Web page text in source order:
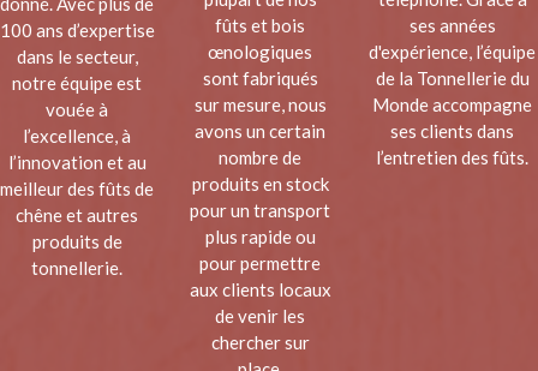
100 ans d’expertise
dans le secteur,
notre équipe est
vouée à
l’excellence, à
l’innovation et au
meilleur des fûts de
chêne et autres
produits de
tonnellerie.
fûts et bois
œnologiques
sont fabriqués
sur mesure, nous
avons un certain
nombre de
produits en stock
pour un transport
plus rapide ou
pour permettre
aux clients locaux
de venir les
chercher sur
ses années
d'expérience, l’équipe
de la Tonnellerie du
Monde accompagne
ses clients dans
l’entretien des fûts.